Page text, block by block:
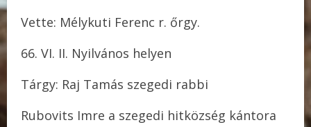
Vette: Mélykuti Ferenc r. őrgy.
66. VI. II. Nyilvános helyen
Tárgy: Raj Tamás szegedi rabbi
Rubovits Imre a szegedi hitközség kántora